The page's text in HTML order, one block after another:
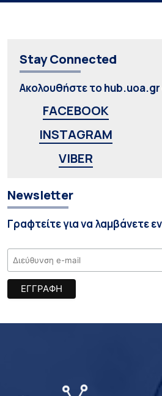
Stay Connected
Ακολουθήστε το
FACEBOOK
INSTAGRAM
VIBER
Newsletter
Γραφτείτε για να λαμβάνετε